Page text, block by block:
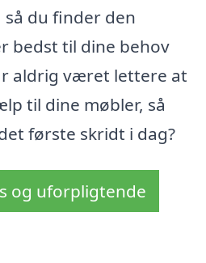
så du finder den
bedst til dine behov
aldrig været lettere at
til dine møbler, så
første skridt i dag?
og uforpligtende